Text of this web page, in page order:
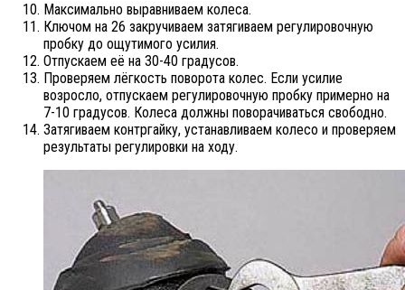
Максимально выравниваем колеса.
Ключом на 26 закручиваем затягиваем регулировочную
пробку до ощутимого усилия.
Отпускаем её на 30-40 градусов.
Проверяем лёгкость поворота колес. Если усилие
возросло, отпускаем регулировочную пробку примерно на
7-10 градусов. Колеса должны поворачиваться свободно.
Затягиваем контргайку, устанавливаем колесо и проверяем
результаты регулировки на ходу.